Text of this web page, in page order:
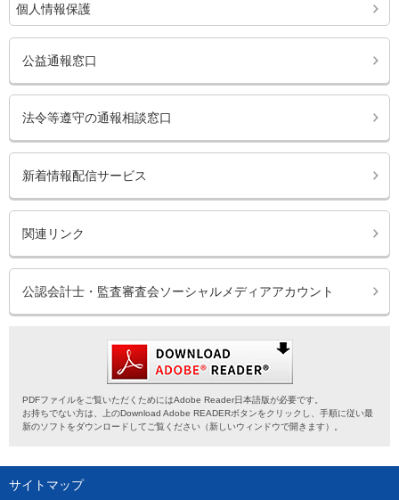
個人情報保護
公益通報窓口
法令等遵守の通報相談窓口
新着情報配信サービス
関連リンク
公認会計士・監査審査会ソーシャルメディアアカウント
PDFファイルをご覧いただくためにはAdobe Reader日本語版が必要です。
お持ちでない方は、上のDownload Adobe READERボタンをクリックし、手順に従い最
新のソフトをダウンロードしてご覧ください（新しいウィンドウで開きます）。
サイトマップ